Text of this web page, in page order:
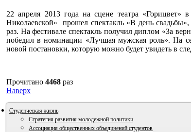
22 апреля 2013 года на сцене театра «Горицвет» в
Николаевской» прошел спектакль «В день
раз. На фестивале спектакль получил диплом «За
победил в номинации «Лучшая мужская роль». На
новой постановки, которую можно будет увидеть в
Прочитано 4468 раз
Наверх
Студенческая жизнь
Стратегия развития молодежной политики
Ассоциация общественных объединений студентов